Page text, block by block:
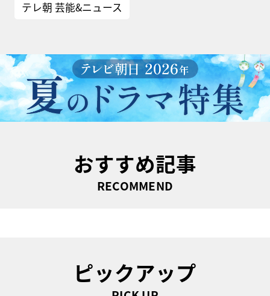
テレ朝 芸能&ニュース
おすすめ記事
RECOMMEND
ピックアップ